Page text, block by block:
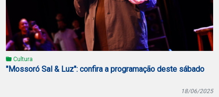
Cultura
"Mossoró Sal & Luz": confira a programação deste sábado
18/06/2025